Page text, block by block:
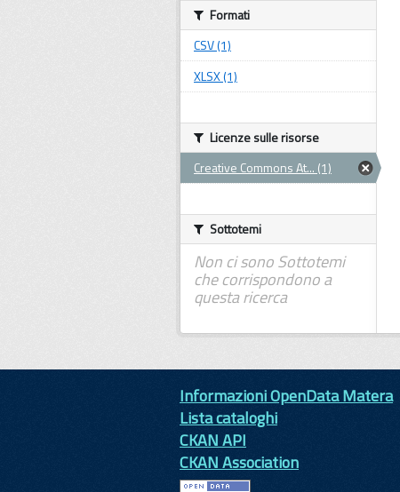
Formati
CSV (1)
XLSX (1)
Licenze sulle risorse
Creative Commons At... (1)
Sottotemi
Non ci sono Sottotemi
che corrispondono a
questa ricerca
Informazioni OpenData Matera
Lista cataloghi
CKAN API
CKAN Association